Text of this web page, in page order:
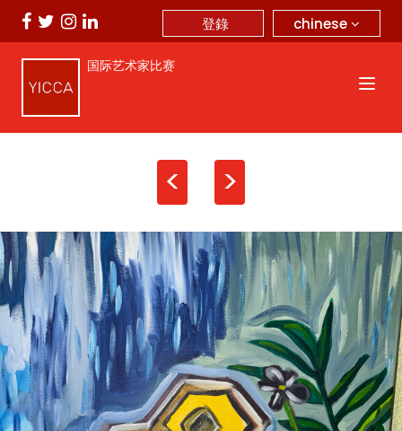
chinese
登錄
国际艺术家比赛
< >